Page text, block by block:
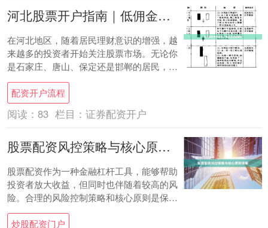
河北股票开户指南｜低佣金流程解析
在河北地区，随着居民理财意识的增强，越
来越多的投资者开始关注股票市场。无论你
是石家庄、唐山、保定还是邯郸的居民，开
通一个低佣金的股票账户都是进入股市的第
一步。本....
配资开户流程
阅读： 83 栏目： 证券配资开户
股票配资风控策略与核心原则详解
股票配资作为一种金融杠杆工具，能够帮助
投资者放大收益，但同时也伴随着较高的风
险。合理的风险控制策略和核心原则是保障
投资者资金安全、实现稳健盈利的关键。本
文将深入....
炒股配资门户